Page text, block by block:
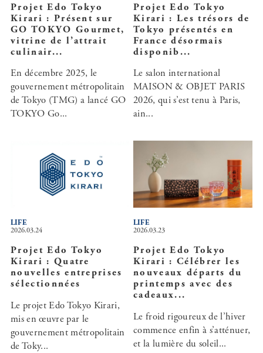
Projet Edo Tokyo
Kirari : Présent sur
GO TOKYO Gourmet,
vitrine de l’attrait
culinair...
En décembre 2025, le
gouvernement métropolitain
de Tokyo (TMG) a lancé GO
TOKYO Go...
Projet Edo Tokyo
Kirari : Les trésors de
Tokyo présentés en
France désormais
disponib...
Le salon international
MAISON & OBJET PARIS
2026, qui s’est tenu à Paris,
ain...
2026.03.24
Projet Edo Tokyo
Kirari : Quatre
nouvelles entreprises
sélectionnées
Le projet Edo Tokyo Kirari,
mis en œuvre par le
gouvernement métropolitain
de Toky...
LIFE
2026.03.23
Projet Edo Tokyo
Kirari : Célébrer les
nouveaux départs du
printemps avec des
cadeaux...
Le froid rigoureux de l’hiver
commence enfin à s’atténuer,
et la lumière du soleil...
LIFE